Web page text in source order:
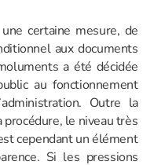
certaine mesure, de
aux docu­ments
a été déci­dée
au fonc­tion­ne­ment
Outre la
le niveau très
cepen­dant un élément
Si les pres­sions